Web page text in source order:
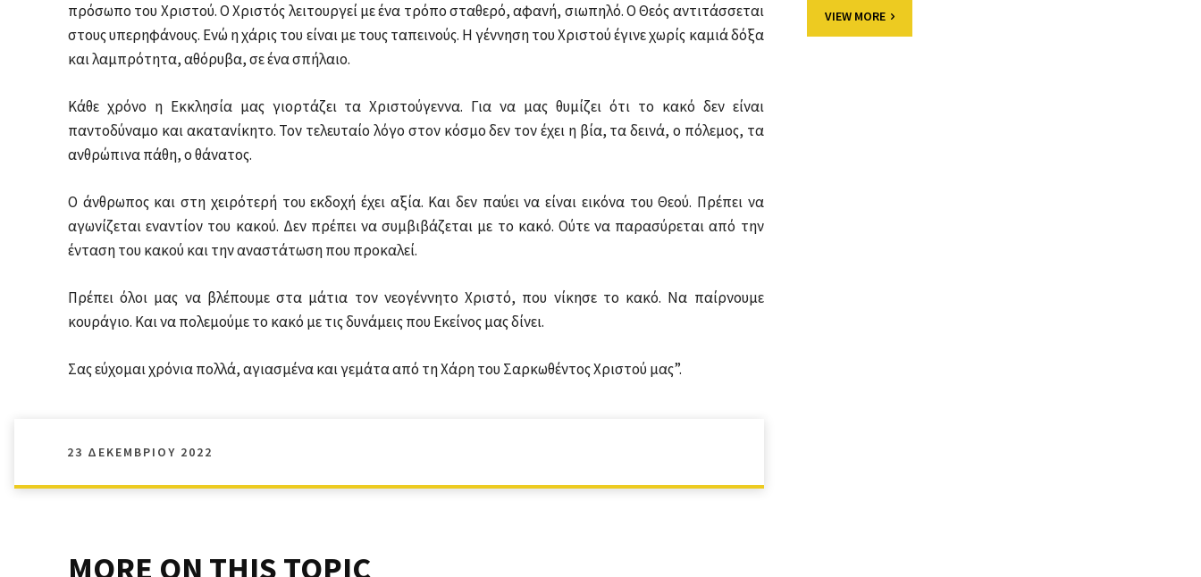
πρόσωπο του Χριστού. Ο Χριστός λειτουργεί με ένα τρόπο σταθερό, αφανή, σιωπηλό. Ο Θεός αντιτάσσεται
στους υπερηφάνους. Ενώ η χάρις του είναι με τους ταπεινούς. Η γέννηση του Χριστού έγινε χωρίς καμιά δόξα
και λαμπρότητα, αθόρυβα, σε ένα σπήλαιο.
Κάθε χρόνο η Εκκλησία μας γιορτάζει τα Χριστούγεννα. Για να μας θυμίζει ότι το κακό δεν είναι
παντοδύναμο και ακατανίκητο. Τον τελευταίο λόγο στον κόσμο δεν τον έχει η βία, τα δεινά, ο πόλεμος, τα
ανθρώπινα πάθη, ο θάνατος.
Ο άνθρωπος και στη χειρότερή του εκδοχή έχει αξία. Και δεν παύει να είναι εικόνα του Θεού. Πρέπει να
αγωνίζεται εναντίον του κακού. Δεν πρέπει να συμβιβάζεται με το κακό. Ούτε να παρασύρεται από την
ένταση του κακού και την αναστάτωση που προκαλεί.
Πρέπει όλοι μας να βλέπουμε στα μάτια τον νεογέννητο Χριστό, που νίκησε το κακό. Να παίρνουμε
κουράγιο. Και να πολεμούμε το κακό με τις δυνάμεις που Εκείνος μας δίνει.
Σας εύχομαι χρόνια πολλά, αγιασμένα και γεμάτα από τη Χάρη του Σαρκωθέντος Χριστού μας”.
23 ΔΕΚΕΜΒΡΊΟΥ 2022
MORE ON THIS TOPIC
VIEW MORE